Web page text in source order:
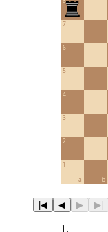
a b
1
2
3
4
5
6
7
|◀ ◀ ▶ ▶|
1 .